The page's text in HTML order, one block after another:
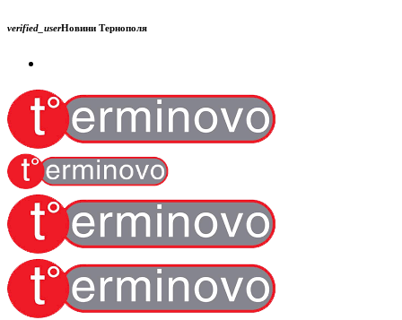
verified_userНовини Тернополя